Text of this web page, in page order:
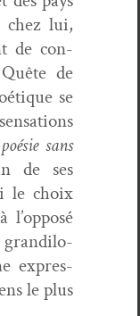
lui,
de con­
de
se
sans
de ses
le choix
l’opposé
grandil­o­
expres­
le plus